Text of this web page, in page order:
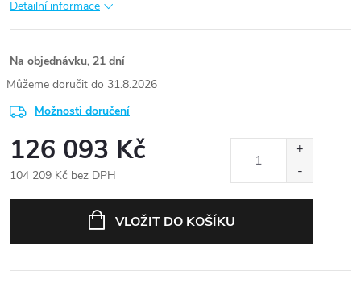
Detailní informace
Na objednávku, 21 dní
31.8.2026
Možnosti doručení
126 093 Kč
104 209 Kč bez DPH
VLOŽIT DO KOŠÍKU